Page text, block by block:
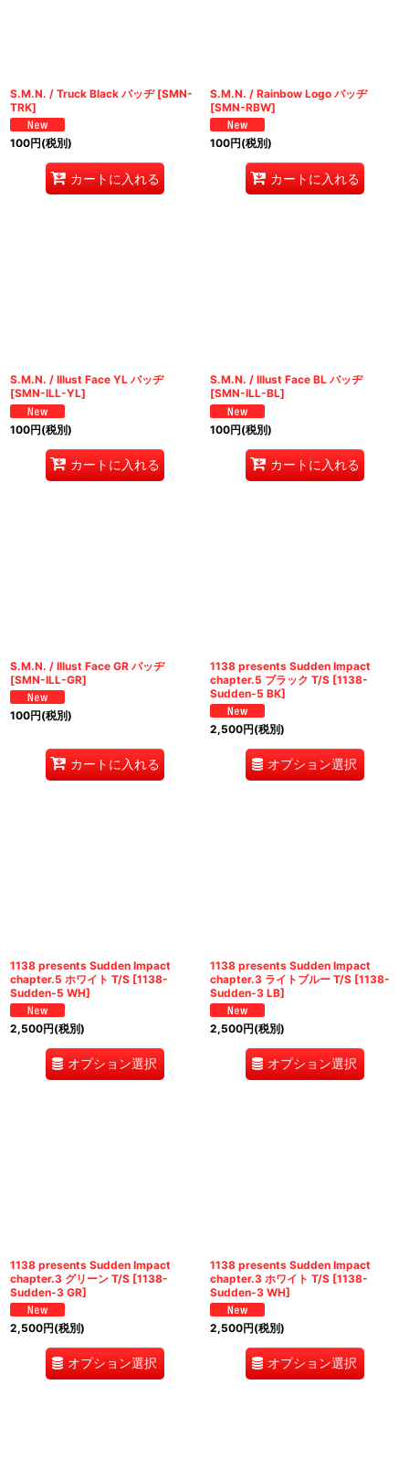
S.M.N. / Truck Black バッヂ [SMN-
TRK]
100円(税別)
カートに入れる
S.M.N. / Rainbow Logo バッヂ
[SMN-RBW]
100円(税別)
カートに入れる
S.M.N. / Illust Face YL バッヂ
[SMN-ILL-YL]
100円(税別)
カートに入れる
S.M.N. / Illust Face BL バッヂ
[SMN-ILL-BL]
100円(税別)
カートに入れる
S.M.N. / Illust Face GR バッヂ
[SMN-ILL-GR]
100円(税別)
カートに入れる
1138 presents Sudden Impact
chapter.5 ブラック T/S [1138-
Sudden-5 BK]
2,500円(税別)
オプション選択
1138 presents Sudden Impact
chapter.5 ホワイト T/S [1138-
Sudden-5 WH]
2,500円(税別)
オプション選択
1138 presents Sudden Impact
chapter.3 ライトブルー T/S [1138-
Sudden-3 LB]
2,500円(税別)
オプション選択
1138 presents Sudden Impact
chapter.3 グリーン T/S [1138-
Sudden-3 GR]
2,500円(税別)
オプション選択
1138 presents Sudden Impact
chapter.3 ホワイト T/S [1138-
Sudden-3 WH]
2,500円(税別)
オプション選択